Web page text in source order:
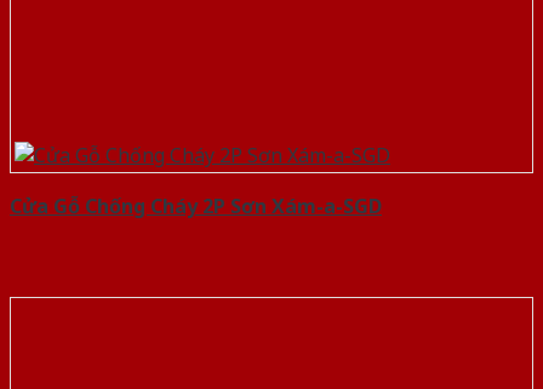
Cửa Gỗ Chống Cháy 2P Sơn Xám-a-SGD